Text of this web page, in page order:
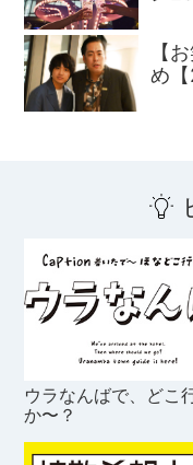
【
め【
ウラなんばで、どこ
か〜？